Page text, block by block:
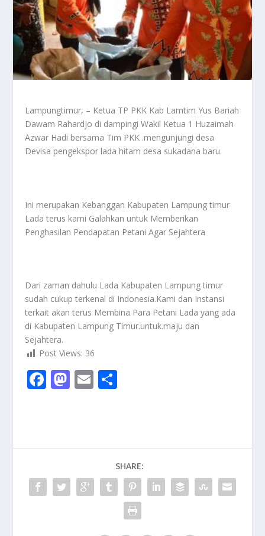
Lampungtimur, – Ketua TP PKK Kab Lamtim Yus Bariah
Dawam Rahardjo di dampingi Wakil Ketua 1 Huzaimah
Azwar Hadi bersama Tim PKK .mengunjungi desa
Devisa pengekspor lada hitam desa sukadana baru.
Ini merupakan Kebanggan Kabupaten Lampung timur
Lada terus kami Galahkan untuk Memberikan
Penghasilan Pendapatan Petani Agar Sejahtera
Dari zaman dahulu Lada Kabupaten Lampung timur
sudah cukup terkenal di Indonesia.Kami dan Instansi
terkait akan terus Membina Para Petani Lada yang ada
di Kabupaten Lampung Timur.untuk.maju dan
Sejahtera.
Post Views: 36
F
o
o
k
M
o
n
E
SHARE: